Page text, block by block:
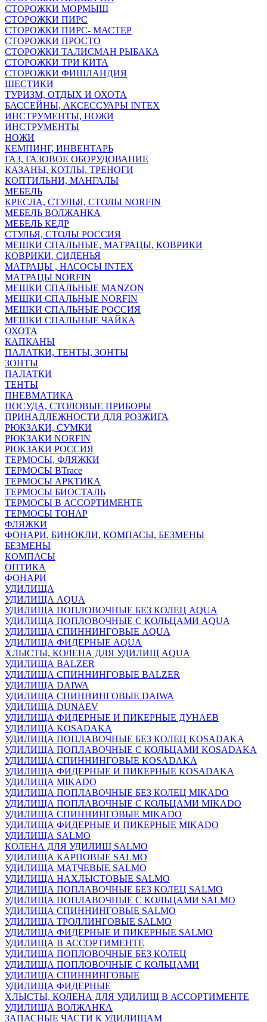
СТОРОЖКИ МОРМЫШ
СТОРОЖКИ ПИРС
СТОРОЖКИ ПИРС- МАСТЕР
СТОРОЖКИ ПРОСТО
СТОРОЖКИ ТАЛИСМАН РЫБАКА
СТОРОЖКИ ТРИ КИТА
СТОРОЖКИ ФИШЛАНДИЯ
ШЕСТИКИ
ТУРИЗМ, ОТДЫХ И ОХОТА
БАССЕЙНЫ, АКСЕССУАРЫ INTEX
ИНСТРУМЕНТЫ, НОЖИ
ИНСТРУМЕНТЫ
НОЖИ
КЕМПИНГ, ИНВЕНТАРЬ
ГАЗ, ГАЗОВОЕ ОБОРУДОВАНИЕ
КАЗАНЫ, КОТЛЫ, ТРЕНОГИ
КОПТИЛЬНИ, МАНГАЛЫ
МЕБЕЛЬ
КРЕСЛА, СТУЛЬЯ, СТОЛЫ NORFIN
МЕБЕЛЬ ВОЛЖАНКА
МЕБЕЛЬ КЕДР
СТУЛЬЯ, СТОЛЫ РОССИЯ
МЕШКИ СПАЛЬНЫЕ, МАТРАЦЫ, КОВРИКИ
КОВРИКИ, СИДЕНЬЯ
МАТРАЦЫ , НАСОСЫ INTEX
МАТРАЦЫ NORFIN
МЕШКИ СПАЛЬНЫЕ MANZON
МЕШКИ СПАЛЬНЫЕ NORFIN
МЕШКИ СПАЛЬНЫЕ РОССИЯ
МЕШКИ СПАЛЬНЫЕ ЧАЙКА
ОХОТА
КАПКАНЫ
ПАЛАТКИ, ТЕНТЫ, ЗОНТЫ
ЗОНТЫ
ПАЛАТКИ
ТЕНТЫ
ПНЕВМАТИКА
ПОСУДА, СТОЛОВЫЕ ПРИБОРЫ
ПРИНАДЛЕЖНОСТИ ДЛЯ РОЗЖИГА
РЮКЗАКИ, СУМКИ
РЮКЗАКИ NORFIN
РЮКЗАКИ РОССИЯ
ТЕРМОСЫ, ФЛЯЖКИ
ТЕРМОСЫ BTrace
ТЕРМОСЫ АРКТИКА
ТЕРМОСЫ БИОСТАЛЬ
ТЕРМОСЫ В АССОРТИМЕНТЕ
ТЕРМОСЫ ТОНАР
ФЛЯЖКИ
ФОНАРИ, БИНОКЛИ, КОМПАСЫ, БЕЗМЕНЫ
БЕЗМЕНЫ
КОМПАСЫ
ОПТИКА
ФОНАРИ
УДИЛИЩА
УДИЛИЩА AQUA
УДИЛИЩА ПОПЛОВОЧНЫЕ БЕЗ КОЛЕЦ AQUA
УДИЛИЩА ПОПЛОВОЧНЫЕ С КОЛЬЦАМИ AQUA
УДИЛИЩА СПИННИНГОВЫЕ AQUA
УДИЛИЩА ФИДЕРНЫЕ AQUA
ХЛЫСТЫ, КОЛЕНА ДЛЯ УДИЛИЩ AQUA
УДИЛИЩА BALZER
УДИЛИЩА СПИННИНГОВЫЕ BALZER
УДИЛИЩА DAIWA
УДИЛИЩА СПИННИНГОВЫЕ DAIWA
УДИЛИЩА DUNAEV
УДИЛИЩА ФИДЕРНЫЕ И ПИКЕРНЫЕ ДУНАЕВ
УДИЛИЩА KOSADAKA
УДИЛИЩА ПОПЛАВОЧНЫЕ БЕЗ КОЛЕЦ KOSADAKA
УДИЛИЩА ПОПЛАВОЧНЫЕ С КОЛЬЦАМИ KOSADAKA
УДИЛИЩА СПИННИНГОВЫЕ KOSADAKA
УДИЛИЩА ФИДЕРНЫЕ И ПИКЕРНЫЕ KOSADAKA
УДИЛИЩА MIKADO
УДИЛИЩА ПОПЛАВОЧНЫЕ БЕЗ КОЛЕЦ MIKADO
УДИЛИЩА ПОПЛАВОЧНЫЕ С КОЛЬЦАМИ MIKADO
УДИЛИЩА СПИННИНГОВЫЕ MIKADO
УДИЛИЩА ФИДЕРНЫЕ И ПИКЕРНЫЕ MIKADO
УДИЛИЩА SALMO
КОЛЕНА ДЛЯ УДИЛИЩ SALMO
УДИЛИЩА КАРПОВЫЕ SALMO
УДИЛИЩА МАТЧЕВЫЕ SALMO
УДИЛИЩА НАХЛЫСТОВЫЕ SALMO
УДИЛИЩА ПОПЛАВОЧНЫЕ БЕЗ КОЛЕЦ SALMO
УДИЛИЩА ПОПЛАВОЧНЫЕ С КОЛЬЦАМИ SALMO
УДИЛИЩА СПИННИНГОВЫЕ SALMO
УДИЛИЩА ТРОЛЛИНГОВЫЕ SALMO
УДИЛИЩА ФИДЕРНЫЕ И ПИКЕРНЫЕ SALMO
УДИЛИЩА В АССОРТИМЕНТЕ
УДИЛИЩА ПОПЛОВОЧНЫЕ БЕЗ КОЛЕЦ
УДИЛИЩА ПОПЛОВОЧНЫЕ С КОЛЬЦАМИ
УДИЛИЩА СПИННИНГОВЫЕ
УДИЛИЩА ФИДЕРНЫЕ
ХЛЫСТЫ, КОЛЕНА ДЛЯ УДИЛИЩ В АССОРТИМЕНТЕ
УДИЛИЩА ВОЛЖАНКА
ЗАПАСНЫЕ ЧАСТИ К УДИЛИЩАМ